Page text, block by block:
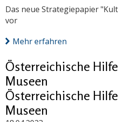
Das neue Strategiepapier
vor
Mehr erfahren
Österreichische
Museen
Österreichische
Museen